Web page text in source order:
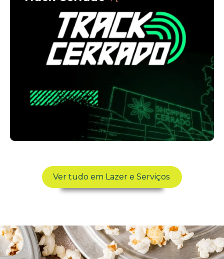
Ver tudo em Lazer e Serviços